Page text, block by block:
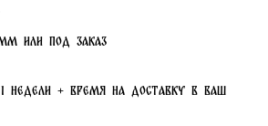
или под заказ
недели + время на доставку в ваш